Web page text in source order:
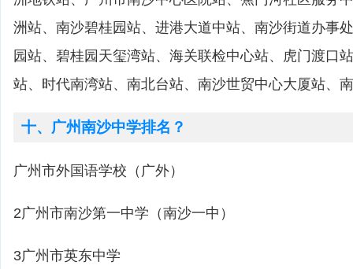
洲站、南沙碧桂园站、进港大道中站、南沙街道办事
园站、碧桂园天玺湾站、海关联检中心站、虎门渡口
站、时代南湾站、南北台站、南沙世贸中心大厦站、
十、广州南沙中学排名？
广州市外国语学校（广外）
2广州市南沙第一中学（南沙一中）
3广州市英东中学